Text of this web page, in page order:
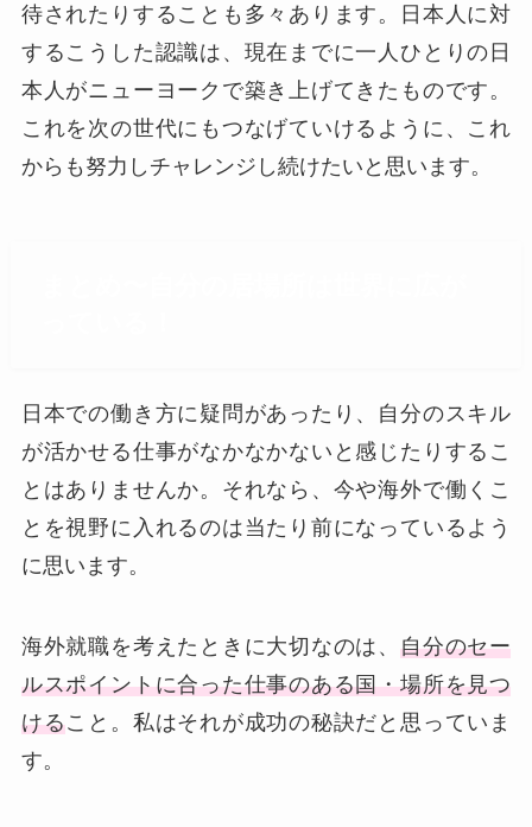
待されたりすることも多々あります。日本人に対
するこうした認識は、現在までに一人ひとりの日
本人がニューヨークで築き上げてきたものです。
これを次の世代にもつなげていけるように、これ
からも努力しチャレンジし続けたいと思います。
日本での働き方に疑問があったり、自分のスキル
が活かせる仕事がなかなかないと感じたりするこ
とはありませんか。それなら、今や海外で働くこ
とを視野に入れるのは当たり前になっているよう
に思います。
海外就職を考えたときに大切なのは、自分のセー
ルスポイントに合った仕事のある国・場所を見つ
けること。私はそれが成功の秘訣だと思っていま
す。